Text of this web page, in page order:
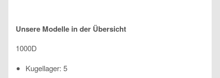
Unsere Modelle in der Übersicht
1000D
Kugellager: 5